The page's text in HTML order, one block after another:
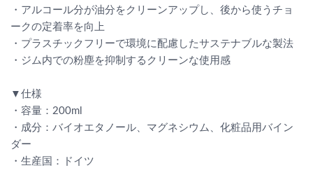
・アルコール分が油分をクリーンアップし、後から使うチョ
ークの定着率を向上
・プラスチックフリーで環境に配慮したサステナブルな製法
・ジム内での粉塵を抑制するクリーンな使用感
▼仕様
・容量：200ml
・成分：バイオエタノール、マグネシウム、化粧品用バイン
ダー
・生産国：ドイツ